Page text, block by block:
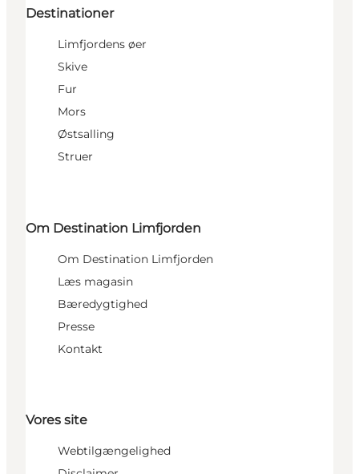
Destinationer
Limfjordens øer
Skive
Fur
Mors
Østsalling
Struer
Om Destination Limfjorden
Om Destination Limfjorden
Læs magasin
Bæredygtighed
Presse
Kontakt
Vores site
Webtilgængelighed